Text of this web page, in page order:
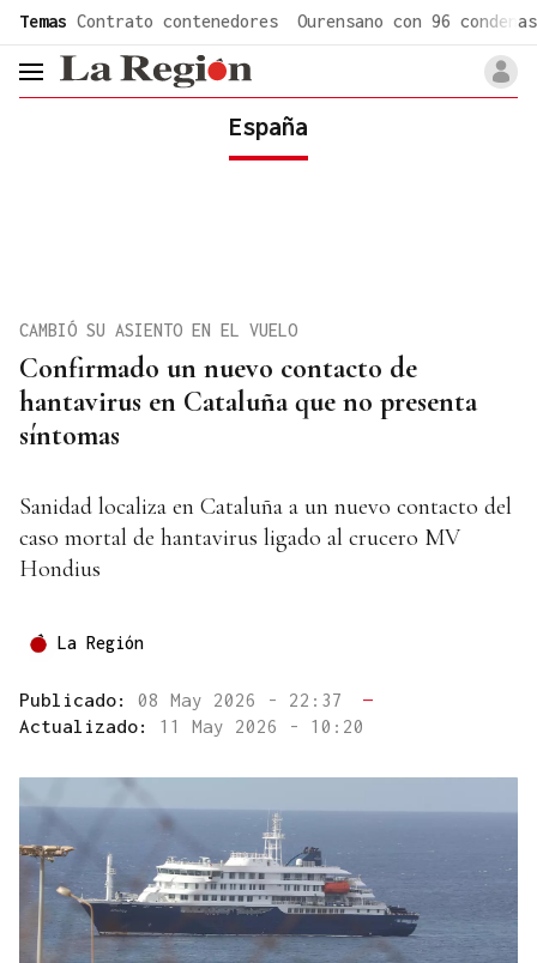
Temas Contrato contenedores Ourensano con 96 condenas
header.menu.open
España
Confirmado un nuevo contacto de
hantavirus en Cataluña que no presenta
síntomas
CAMBIÓ SU ASIENTO EN EL VUELO
Sanidad localiza en Cataluña a un nuevo contacto del
caso mortal de hantavirus ligado al crucero MV
Hondius
La Región
Publicado: 08 May 2026 - 22:37
—
Actualizado: 11 May 2026 - 10:20